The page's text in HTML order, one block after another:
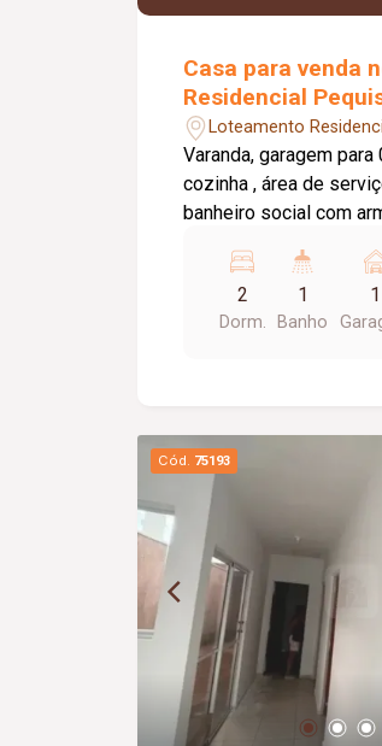
Casa para venda
Residencial
Loteamento
Uberlândia/MG
Varanda, garagem para
cozinha , área de
banheiro social com
cimentado, concertina.
2
Dorm.
1
Banho
1
Cód. 75193